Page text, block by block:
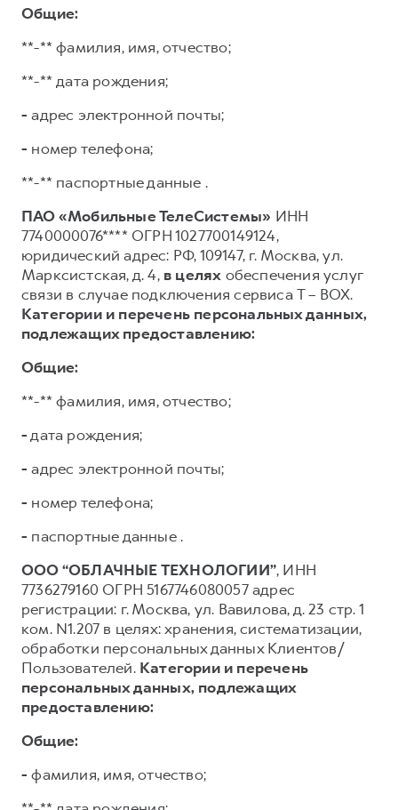
Общие:
**-** фамилия, имя, отчество;
**-** дата рождения;
- адрес электронной почты;
- номер телефона;
**-** паспортные данные .
ПАО «Мобильные ТелеСистемы» ИНН
7740000076**** ОГРН 1027700149124,
юридический адрес: РФ, 109147, г. Москва, ул.
Марксистская, д. 4, в целях обеспечения услуг
связи в случае подключения сервиса T – BOX.
Категории и перечень персональных данных,
подлежащих предоставлению:
Общие:
**-** фамилия, имя, отчество;
-дата рождения;
- адрес электронной почты;
- номер телефона;
- паспортные данные .
ООО “ОБЛАЧНЫЕ ТЕХНОЛОГИИ”, ИНН
7736279160 ОГРН 5167746080057 адрес
регистрации: г. Москва, ул. Вавилова, д. 23 стр. 1
ком. N1.207 в целях: хранения, систематизации,
обработки персональных данных Клиентов/
Пользователей. Категории и перечень
персональных данных, подлежащих
предоставлению:
Общие:
- фамилия, имя, отчество;